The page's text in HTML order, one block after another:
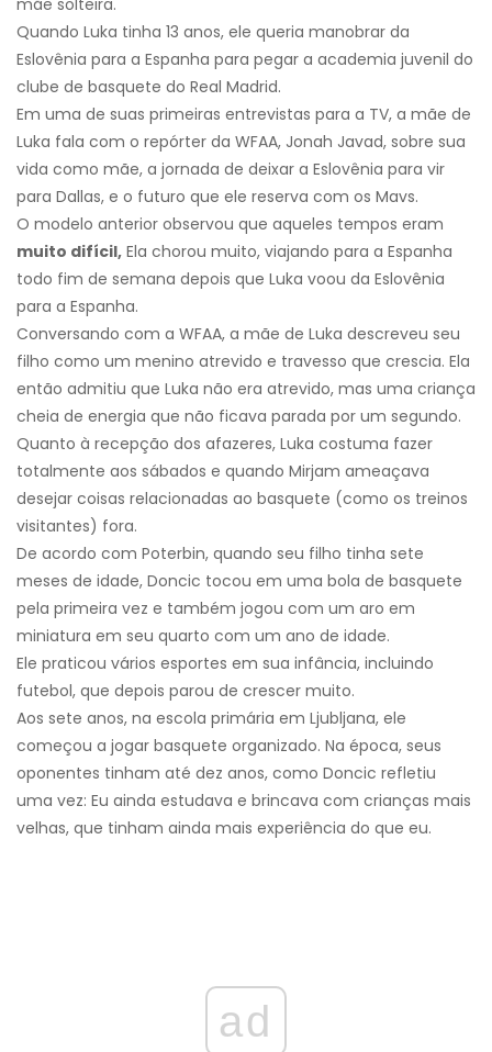
mãe solteira.
Quando Luka tinha 13 anos, ele queria manobrar da
Eslovênia para a Espanha para pegar a academia juvenil do
clube de basquete do Real Madrid.
Em uma de suas primeiras entrevistas para a TV, a mãe de
Luka fala com o repórter da WFAA, Jonah Javad, sobre sua
vida como mãe, a jornada de deixar a Eslovênia para vir
para Dallas, e o futuro que ele reserva com os Mavs.
O modelo anterior observou que aqueles tempos eram
muito difícil, Ela chorou muito, viajando para a Espanha
todo fim de semana depois que Luka voou da Eslovênia
para a Espanha.
Conversando com a WFAA, a mãe de Luka descreveu seu
filho como um menino atrevido e travesso que crescia. Ela
então admitiu que Luka não era atrevido, mas uma criança
cheia de energia que não ficava parada por um segundo.
Quanto à recepção dos afazeres, Luka costuma fazer
totalmente aos sábados e quando Mirjam ameaçava
desejar coisas relacionadas ao basquete (como os treinos
visitantes) fora.
De acordo com Poterbin, quando seu filho tinha sete
meses de idade, Doncic tocou em uma bola de basquete
pela primeira vez e também jogou com um aro em
miniatura em seu quarto com um ano de idade.
Ele praticou vários esportes em sua infância, incluindo
futebol, que depois parou de crescer muito.
Aos sete anos, na escola primária em Ljubljana, ele
começou a jogar basquete organizado. Na época, seus
oponentes tinham até dez anos, como Doncic refletiu
uma vez: Eu ainda estudava e brincava com crianças mais
velhas, que tinham ainda mais experiência do que eu.
ad